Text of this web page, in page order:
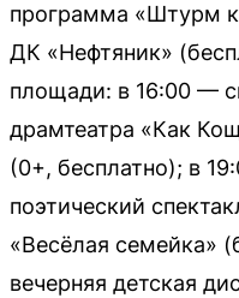
программа «Штурм
ДК «Нефтяник»
площади: в 16:00 —
драмтеатра «Как
(0+, бесплатно); в
поэтический
«Весёлая семейка»
вечерняя детская